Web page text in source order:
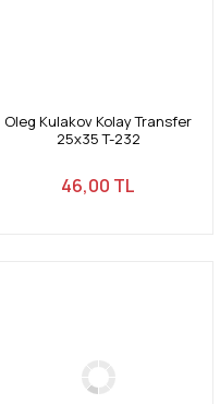
Oleg Kulakov Kolay Transfer
25x35 T-232
46,00 TL